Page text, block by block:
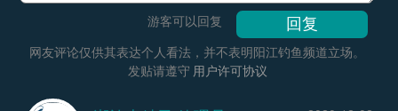
游客可以回复
网友评论仅供其表达个人看法，并不表明阳江钓鱼频道立场。
发贴请遵守 用户许可协议